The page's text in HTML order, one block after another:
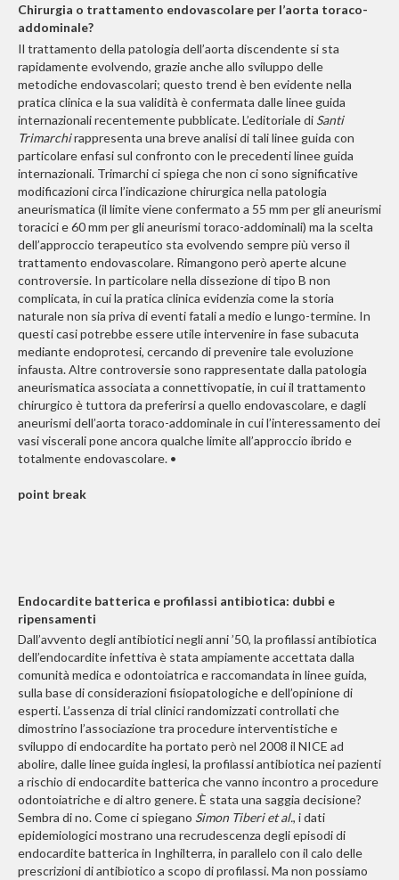
Chirurgia o trattamento endovascolare per l’aorta toraco-
addominale?
Il trattamento della patologia dell’aorta discendente si sta
rapidamente evolvendo, grazie anche allo sviluppo delle
metodiche endovascolari; questo trend è ben evidente nella
pratica clinica e la sua validità è confermata dalle linee guida
internazionali recentemente pubblicate. L’editoriale di Santi
Trimarchirappresenta una breve analisi di tali linee guida con
particolare enfasi sul confronto con le precedenti linee guida
internazionali. Trimarchi ci spiega che non ci sono significative
modificazioni circa l’indicazione chirurgica nella patologia
aneurismatica (il limite viene confermato a 55 mm per gli aneurismi
toracici e 60 mm per gli aneurismi toraco-addominali) ma la scelta
dell’approccio terapeutico sta evolvendo sempre più verso il
trattamento endovascolare. Rimangono però aperte alcune
controversie. In particolare nella dissezione di tipo B non
complicata, in cui la pratica clinica evidenzia come la storia
naturale non sia priva di eventi fatali a medio e lungo-termine. In
questi casi potrebbe essere utile intervenire in fase subacuta
mediante endoprotesi, cercando di prevenire tale evoluzione
infausta. Altre controversie sono rappresentate dalla patologia
aneurismatica associata a connettivopatie, in cui il trattamento
chirurgico è tuttora da preferirsi a quello endovascolare, e dagli
aneurismi dell’aorta toraco-addominale in cui l’interessamento dei
vasi viscerali pone ancora qualche limite all’approccio ibrido e
totalmente endovascolare. •
point break
Endocardite batterica e profilassi antibiotica: dubbi e
ripensamenti
Dall’avvento degli antibiotici negli anni ’50, la profilassi antibiotica
dell’endocardite infettiva è stata ampiamente accettata dalla
comunità medica e odontoiatrica e raccomandata in linee guida,
sulla base di considerazioni fisiopatologiche e dell’opinione di
esperti. L’assenza di trial clinici randomizzati controllati che
dimostrino l’associazione tra procedure interventistiche e
sviluppo di endocardite ha portato però nel 2008 il NICE ad
abolire, dalle linee guida inglesi, la profilassi antibiotica nei pazienti
a rischio di endocardite batterica che vanno incontro a procedure
odontoiatriche e di altro genere. È stata una saggia decisione?
Sembra di no. Come ci spiegano Simon Tiberi et al., i dati
epidemiologici mostrano una recrudescenza degli episodi di
endocardite batterica in Inghilterra, in parallelo con il calo delle
prescrizioni di antibiotico a scopo di profilassi. Ma non possiamo